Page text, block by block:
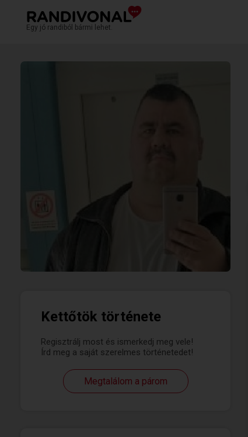
Egy jó randiból bármi lehet.
Kettőtök története
Regisztrálj most és ismerkedj meg vele!
Írd meg a saját szerelmes történetedet!
Megtalálom a párom